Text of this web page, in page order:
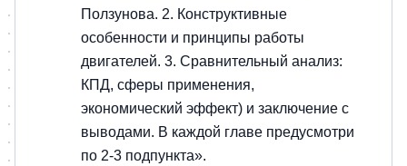
Ползунова. 2. Конструктивные
особенности и принципы работы
двигателей. 3. Сравнительный анализ:
КПД, сферы применения,
экономический эффект) и заключение с
выводами. В каждой главе предусмотри
по 2-3 подпункта».